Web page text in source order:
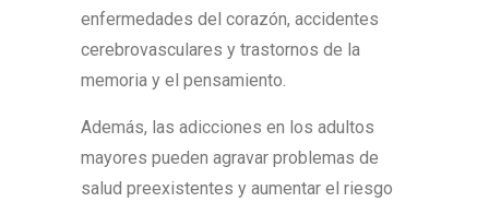
enfermedades del corazón, accidentes
cerebrovasculares y trastornos de la
memoria y el pensamiento.
Además, las adicciones en los adultos
mayores pueden agravar problemas de
salud preexistentes y aumentar el riesgo